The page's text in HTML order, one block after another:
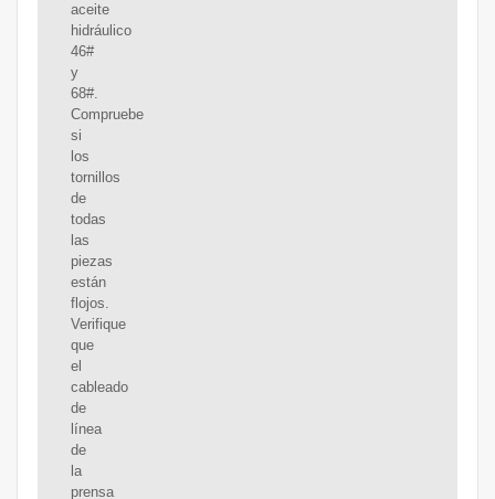
aceite
hidráulico
46#
y
68#.
Compruebe
si
los
tornillos
de
todas
las
piezas
están
flojos.
Verifique
que
el
cableado
de
línea
de
la
prensa